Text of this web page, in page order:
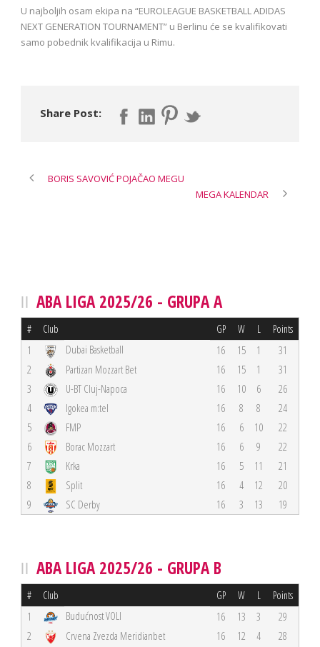
U najboljih osam ekipa na “EUROLEAGUE BASKETBALL ADIDAS
NEXT GENERATION TOURNAMENT” u Berlinu će se kvalifikovati
samo pobednik kvalifikacija u Rimu.
Share Post:
BORIS SAVOVIĆ POJAČAO MEGU
MEGA KALENDAR
ABA LIGA 2025/26 - GRUPA A
# Club GP W L Points
1 Dubai Basketball 16 15 1
31
2
Partizan Mozzart Bet 16 15 1
31
3
U-BT Cluj-Napoca 16 10 6
26
4
Igokea m:tel 16 8 8
24
5
FMP 16 6 10
22
6
Borac Mozzart 16 6 9
22
7
Krka 16 5 11
21
8
Split 16 4 12
20
9
SC Derby 16 3 13 19
ABA LIGA 2025/26 - GRUPA B
# Club GP W L Points
1 Budućnost VOLI 16 13 3
29
2
Crvena Zvezda Meridianbet 16 12 4
28